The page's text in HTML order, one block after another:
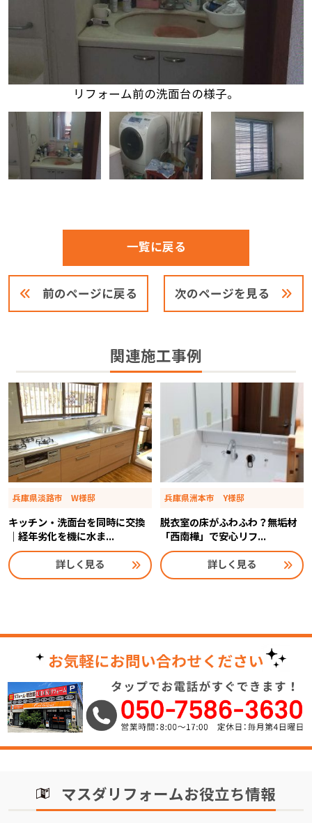
リフォーム前の洗面台の様子。
前のページに戻る
一覧に戻る
次のページを見る
関連施工事例
兵庫県淡路市 W様邸
キッチン・洗面台を同時に交換
｜経年劣化を機に水ま...
詳しく見る
兵庫県洲本市 Y様邸
脱衣室の床がふわふわ？無垢材
「西南樺」で安心リフ...
詳しく見る
マスダリフォームお役立ち情報